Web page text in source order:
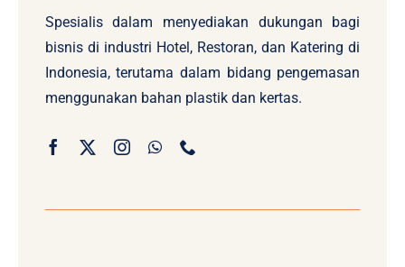
Spesialis dalam menyediakan dukungan bagi
bisnis di industri Hotel, Restoran, dan Katering di
Indonesia, terutama dalam bidang pengemasan
menggunakan bahan plastik dan kertas.